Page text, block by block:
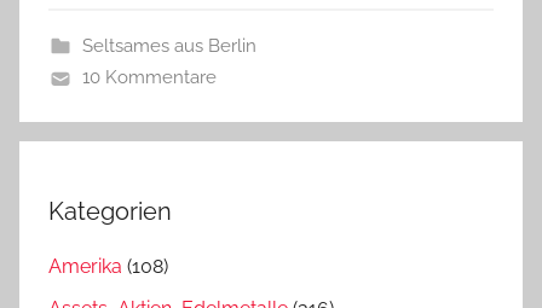
Seltsames aus Berlin
10 Kommentare
Kategorien
Amerika (108)